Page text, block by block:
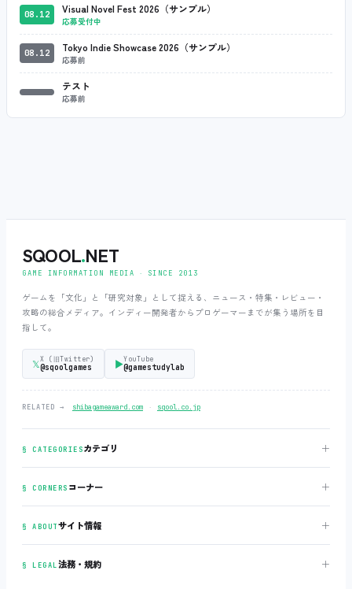
08.12 Visual Novel Fest 2026（サンプル）
応募受付中
08.12 Tokyo Indie Showcase 2026（サンプル）
応募前
テスト
応募前
SQOOL.NET
GAME INFORMATION MEDIA ‧ SINCE 2013
ゲームを「文化」と「研究対象」として捉える、ニュース・特集・レビュー・
攻略の総合メディア。インディー開発者からプロゲーマーまでが集う場所を目
指して。
𝕏X (旧Twitter)
@sqoolgames ▶YouTube
@gamestudylab
RELATED → shibagameaward.com ‧ sqool.co.jp
§ CATEGORIESカテゴリ ＋
§ CORNERS コーナー ＋
§ ABOUTサイト情報 ＋
§ LEGAL法務・規約 ＋